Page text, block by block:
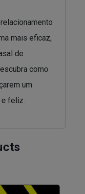
mais eficaz,
de
como
um
feliz.